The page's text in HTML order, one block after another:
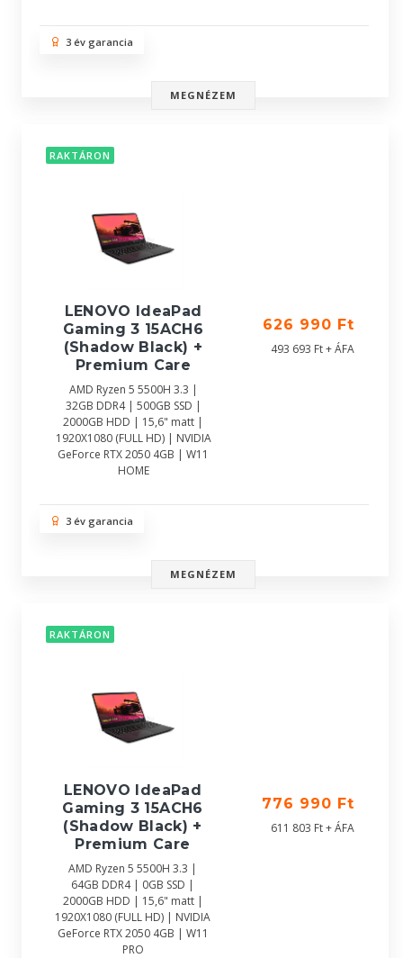
3 év garancia
MEGNÉZEM
RAKTÁRON
LENOVO IdeaPad
Gaming 3 15ACH6
(Shadow Black) +
Premium Care
AMD Ryzen 5 5500H 3.3 |
32GB DDR4 | 500GB SSD |
2000GB HDD | 15,6" matt |
1920X1080 (FULL HD) | NVIDIA
GeForce RTX 2050 4GB | W11
HOME
626 990 Ft
493 693 Ft + ÁFA
3 év garancia
MEGNÉZEM
RAKTÁRON
LENOVO IdeaPad
Gaming 3 15ACH6
(Shadow Black) +
Premium Care
AMD Ryzen 5 5500H 3.3 |
64GB DDR4 | 0GB SSD |
2000GB HDD | 15,6" matt |
1920X1080 (FULL HD) | NVIDIA
GeForce RTX 2050 4GB | W11
PRO
776 990 Ft
611 803 Ft + ÁFA